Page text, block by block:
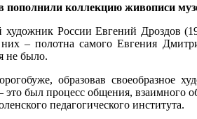
пополнили коллекцию живописи
России Евгений Дроздов
– полотна самого Евгения
не было.
образовав своеобразное
это был процесс общения,
педагогического института.